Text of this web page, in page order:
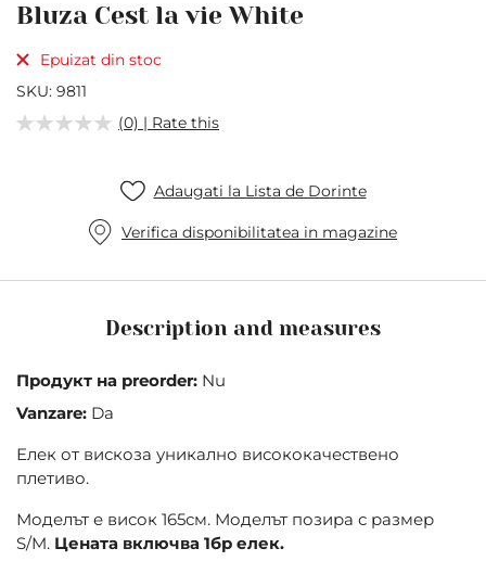
to
beginning
of
the
images
Bluza Cest la vie White
Epuizat din stoc
SKU 9811
(0) | Rate this
Adaugati la Lista de Dorinte
Verifica disponibilitatea in magazine
Description and measures
Продукт на preorder: Nu
Vanzare: Da
Елек от вискоза уникално висококачествено
плетиво.
Моделът е висок 165см. Моделът позира с размер
S/M. Цената включва 1бр елек.